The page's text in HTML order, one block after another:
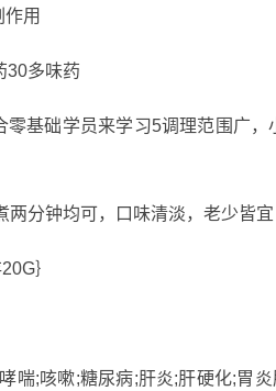
用
30多味药
零基础学员来学习5调理范围广
两分钟均可，口味清淡，老少皆宜
｝
喘;咳嗽;糖尿病;肝炎;肝硬化;胃